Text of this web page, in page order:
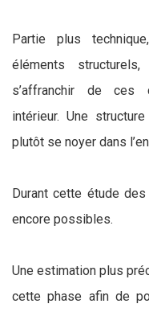
Partie plus
éléments
s’affranchir de ces
intérieur. Une
plutôt se noyer dans
Durant cette étude
encore possibles.
Une estimation plus
cette phase afin de